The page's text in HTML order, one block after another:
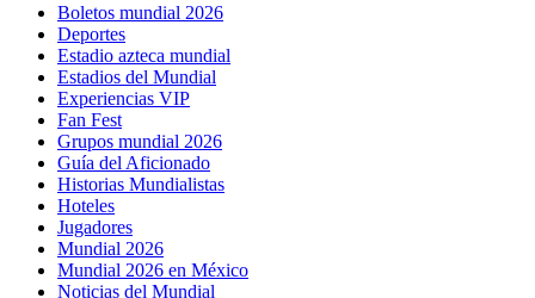
Boletos mundial 2026
Deportes
Estadio azteca mundial
Estadios del Mundial
Experiencias VIP
Fan Fest
Grupos mundial 2026
Guía del Aficionado
Historias Mundialistas
Hoteles
Jugadores
Mundial 2026
Mundial 2026 en México
Noticias del Mundial